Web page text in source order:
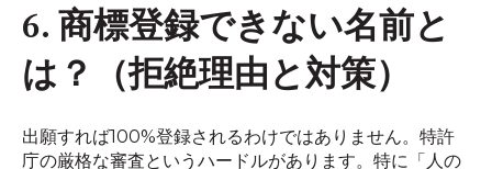
6. 商標登録できない名前と
は？（拒絶理由と対策）
出願すれば100%登録されるわけではありません。特許
庁の厳格な審査というハードルがあります。特に「人の